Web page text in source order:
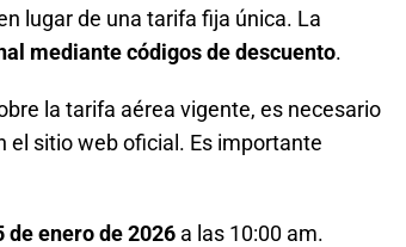
lugar de una tarifa fija única. La
mediante códigos de descuento.
la tarifa aérea vigente, es necesario
el sitio web oficial. Es importante
de enero de 2026 a las 10:00 am.